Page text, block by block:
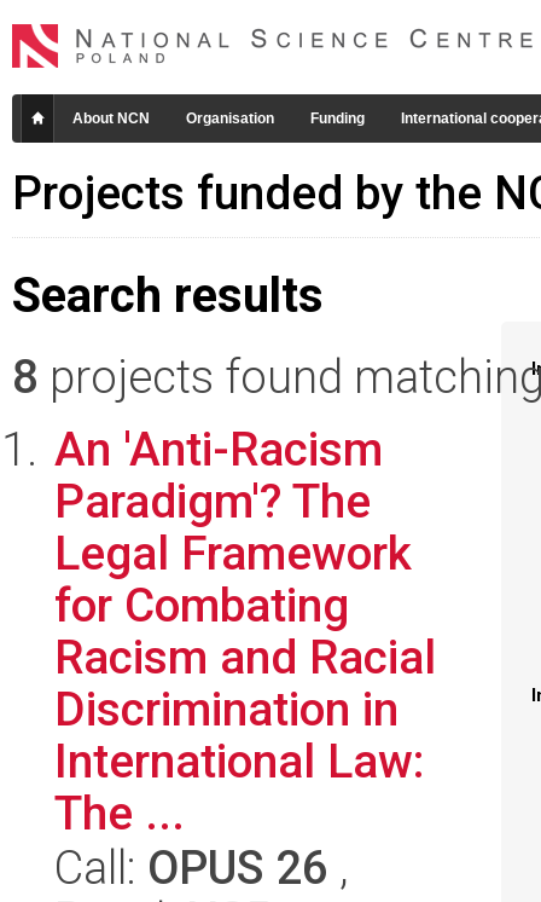
About NCN Organisation Funding International
Projects funded by the
Search results
8 projects found
An 'Anti-Racism
Paradigm'? The
Legal Framework
for Combating
Racism and Racial
Discrimination in
International Law:
The ...
Call: OPUS 26 ,